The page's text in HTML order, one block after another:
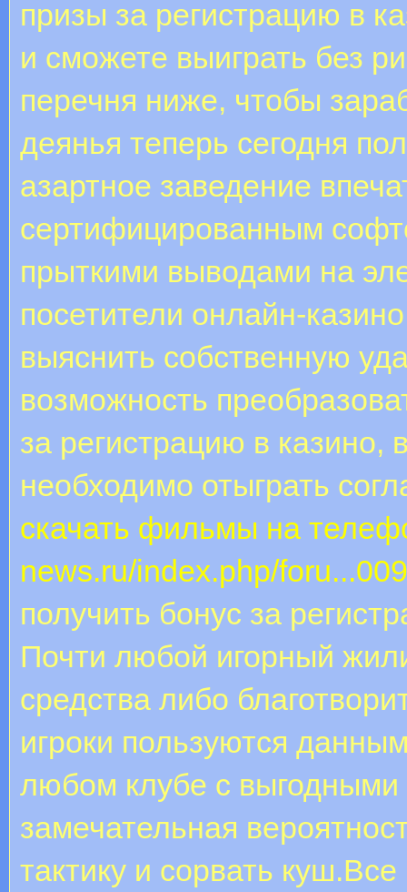
призы за регистрацию в
и сможете выиграть без
перечня ниже, чтобы
деянья теперь сегодня
азартное заведение
сертифицированным
прыткими выводами на
посетители онлайн-
выяснить собственную
возможность
за регистрацию в казино,
необходимо отыграть
скачать фильмы на
news.ru/index.php/
получить бонус за
Почти любой игорный
средства либо
игроки пользуются
любом клубе с выгодными
замечательная
тактику и сорвать